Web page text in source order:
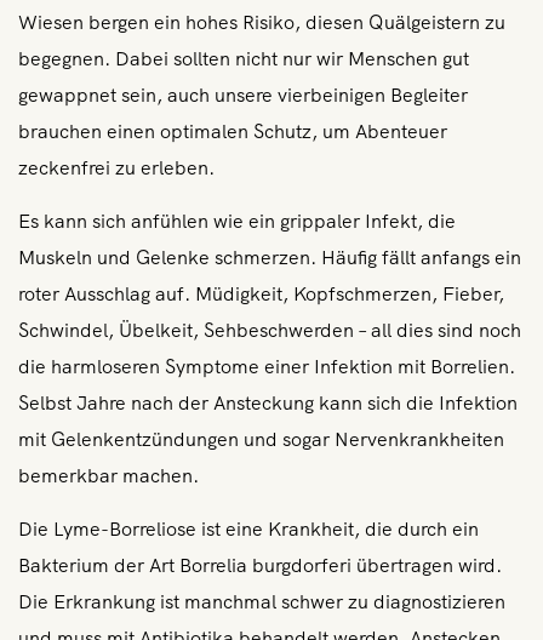
Wiesen bergen ein hohes Risiko, diesen Quälgeistern zu
begegnen. Dabei sollten nicht nur wir Menschen gut
gewappnet sein, auch unsere vierbeinigen Begleiter
brauchen einen optimalen Schutz, um Abenteuer
zeckenfrei zu erleben.
Es kann sich anfühlen wie ein grippaler Infekt, die
Muskeln und Gelenke schmerzen. Häufig fällt anfangs ein
roter Ausschlag auf. Müdigkeit, Kopfschmerzen, Fieber,
Schwindel, Übelkeit, Sehbeschwerden – all dies sind noch
die harmloseren Symptome einer Infektion mit Borrelien.
Selbst Jahre nach der Ansteckung kann sich die Infektion
mit Gelenkentzündungen und sogar Nervenkrankheiten
bemerkbar machen.
Die Lyme-Borreliose ist eine Krankheit, die durch ein
Bakterium der Art Borrelia burgdorferi übertragen wird.
Die Erkrankung ist manchmal schwer zu diagnostizieren